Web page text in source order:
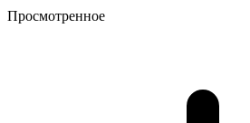
Просмотренное